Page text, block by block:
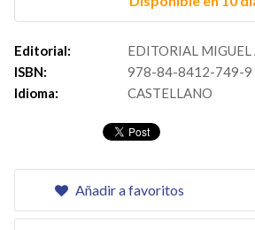
Editorial:
EDITORIAL MIGUEL
ISBN:
978-84-8412-749-9
Idioma:
CASTELLANO
Añadir a favoritos